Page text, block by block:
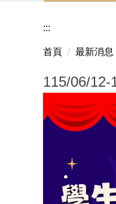
:::
首頁 最新消息
115/06/